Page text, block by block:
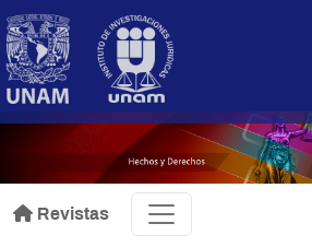
.
Revistas